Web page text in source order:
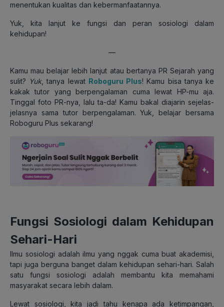
menentukan kualitas dan kebermanfaatannya.
Yuk, kita lanjut ke fungsi dan peran sosiologi dalam
kehidupan!
—
Kamu mau belajar lebih lanjut atau bertanya PR Sejarah yang
sulit? Yuk, tanya lewat Roboguru Plus! Kamu bisa tanya ke
kakak tutor yang berpengalaman cuma lewat HP-mu aja.
Tinggal foto PR-nya, lalu ta-da! Kamu bakal diajarin sejelas-
jelasnya sama tutor berpengalaman. Yuk, belajar bersama
Roboguru Plus sekarang!
Fungsi Sosiologi dalam Kehidupan
Sehari-Hari
Ilmu sosiologi adalah ilmu yang nggak cuma buat akademisi,
tapi juga berguna banget dalam kehidupan sehari-hari. Salah
satu fungsi sosiologi adalah membantu kita memahami
masyarakat secara lebih dalam.
Lewat sosiologi, kita jadi tahu kenapa ada ketimpangan,